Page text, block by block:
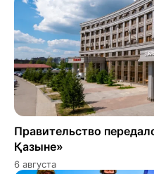
Правительство
Қазыне»
6 августа